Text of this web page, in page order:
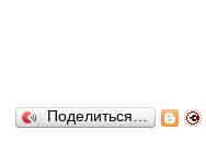
Поделиться…